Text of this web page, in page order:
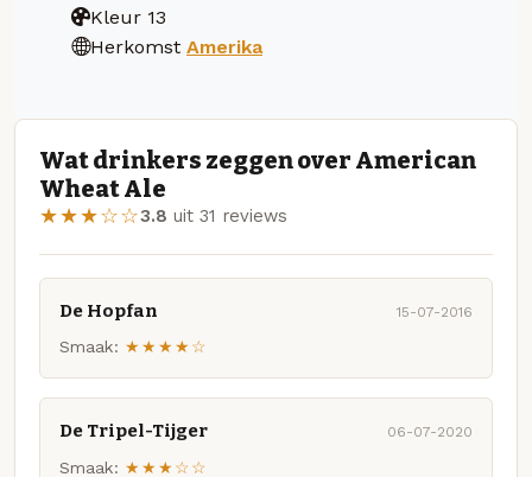
Kleur 13
Herkomst Amerika
Wat drinkers zeggen over American
Wheat Ale
★★★☆☆3.8 uit 31 reviews
De Hopfan 15-07-2016
Smaak: ★★★★☆
De Tripel-Tijger 06-07-2020
Smaak: ★★★☆☆